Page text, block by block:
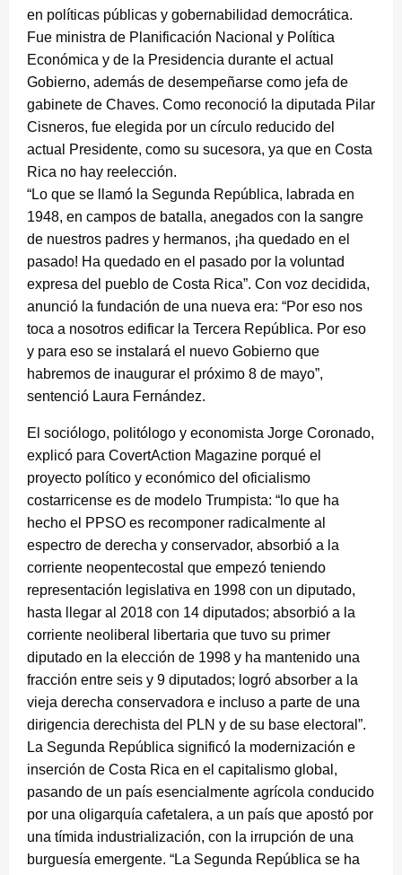
en políticas públicas y gobernabilidad democrática.
Fue ministra de Planificación Nacional y Política
Económica y de la Presidencia durante el actual
Gobierno, además de desempeñarse como jefa de
gabinete de Chaves. Como reconoció la diputada Pilar
Cisneros, fue elegida por un círculo reducido del
actual Presidente, como su sucesora, ya que en Costa
Rica no hay reelección.
“Lo que se llamó la Segunda República, labrada en
1948, en campos de batalla, anegados con la sangre
de nuestros padres y hermanos, ¡ha quedado en el
pasado! Ha quedado en el pasado por la voluntad
expresa del pueblo de Costa Rica”. Con voz decidida,
anunció la fundación de una nueva era: “Por eso nos
toca a nosotros edificar la Tercera República. Por eso
y para eso se instalará el nuevo Gobierno que
habremos de inaugurar el próximo 8 de mayo”,
sentenció Laura Fernández.
El sociólogo, politólogo y economista Jorge Coronado,
explicó para CovertAction Magazine porqué el
proyecto político y económico del oficialismo
costarricense es de modelo Trumpista: “lo que ha
hecho el PPSO es recomponer radicalmente al
espectro de derecha y conservador, absorbió a la
corriente neopentecostal que empezó teniendo
representación legislativa en 1998 con un diputado,
hasta llegar al 2018 con 14 diputados; absorbió a la
corriente neoliberal libertaria que tuvo su primer
diputado en la elección de 1998 y ha mantenido una
fracción entre seis y 9 diputados; logró absorber a la
vieja derecha conservadora e incluso a parte de una
dirigencia derechista del PLN y de su base electoral”.
La Segunda República significó la modernización e
inserción de Costa Rica en el capitalismo global,
pasando de un país esencialmente agrícola conducido
por una oligarquía cafetalera, a un país que apostó por
una tímida industrialización, con la irrupción de una
burguesía emergente. “La Segunda República se ha